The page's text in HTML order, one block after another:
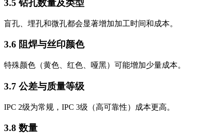
3.5 钻孔数量及类型
盲孔、埋孔和微孔都会显著增加加工时间和成本。
3.6 阻焊与丝印颜色
特殊颜色（黄色、红色、哑黑）可能增加少量成本。
3.7 公差与质量等级
IPC 2级为常规，IPC 3级（高可靠性）成本更高。
3.8 数量